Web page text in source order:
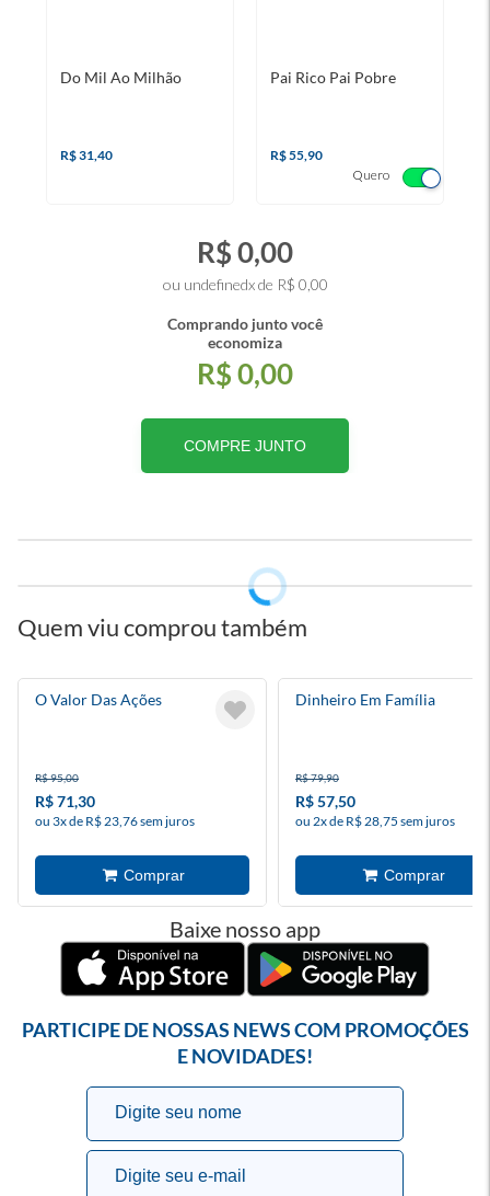
Do Mil Ao Milhão
R$ 31,40
Quero
Pai Rico Pai Pobre
R$ 55,90
R$ 0,00
ou undefinedx de R$ 0,00
Comprando junto você
economiza
R$ 0,00
COMPRE JUNTO
Quem viu comprou também
O Valor Das Ações
R$ 95,00
R$ 71,30
ou 3x de R$ 23,76 sem juros
Dinheiro Em Família
R$ 79,90
R$ 57,50
ou 2x de R$ 28,75 sem juros
Baixe nosso app
PARTICIPE DE NOSSAS NEWS COM PROMOÇÕES
E NOVIDADES!